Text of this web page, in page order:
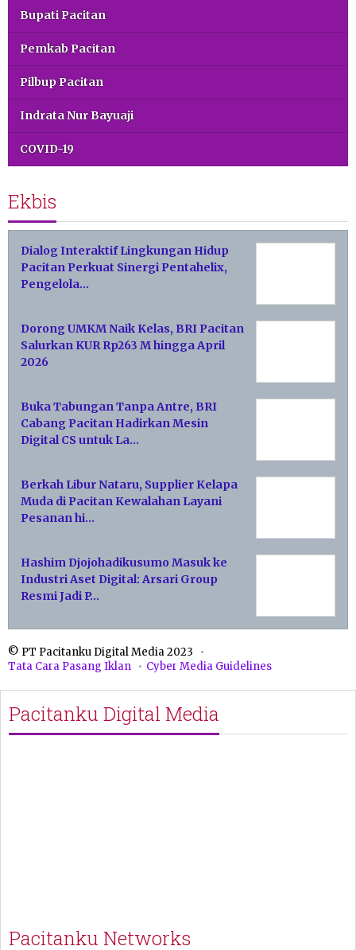
Bupati Pacitan
Pemkab Pacitan
Pilbup Pacitan
Indrata Nur Bayuaji
COVID-19
Ekbis
Dialog Interaktif Lingkungan Hidup
Pacitan Perkuat Sinergi Pentahelix,
Pengelola…
Dorong UMKM Naik Kelas, BRI Pacitan
Salurkan KUR Rp263 M hingga April
2026
Buka Tabungan Tanpa Antre, BRI
Cabang Pacitan Hadirkan Mesin
Digital CS untuk La…
Berkah Libur Nataru, Supplier Kelapa
Muda di Pacitan Kewalahan Layani
Pesanan hi…
Hashim Djojohadikusumo Masuk ke
Industri Aset Digital: Arsari Group
Resmi Jadi P…
© PT Pacitanku Digital Media 2023
Tata Cara Pasang Iklan
Cyber Media Guidelines
Pacitanku Digital Media
Pacitanku Networks